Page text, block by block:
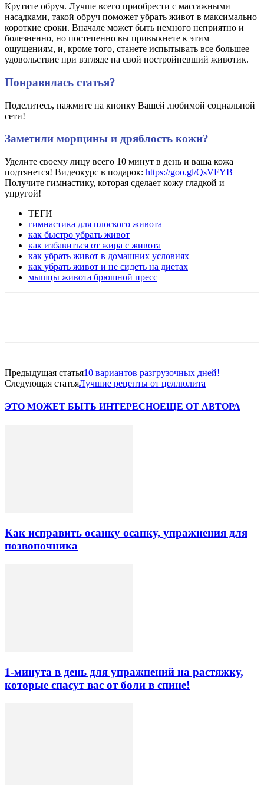
Крутите обруч. Лучше всего приобрести с массажными
насадками, такой обруч поможет убрать живот в максимально
короткие сроки. Вначале может быть немного неприятно и
болезненно, но постепенно вы привыкнете к этим
ощущениям, и, кроме того, станете испытывать все большее
удовольствие при взгляде на свой постройневший животик.
Понравилась статья?
Поделитесь, нажмите на кнопку Вашей любимой социальной
сети!
Заметили морщины и дряблость кожи?
Уделите своему лицу всего 10 минут в день и ваша кожа
подтянется! Видеокурс в подарок: https://goo.gl/QsVFYB
Получите гимнастику, которая сделает кожу гладкой и
упругой!
ТЕГИ
гимнастика для плоского живота
как быстро убрать живот
как избавиться от жира с живота
как убрать живот в домашних условиях
как убрать живот и не сидеть на диетах
мышцы живота брюшной пресс
Предыдущая статья10 вариантов разгрузочных дней!
Следующая статьяЛучшие рецепты от целлюлита
ЭТО МОЖЕТ БЫТЬ ИНТЕРЕСНОЕЩЕ ОТ АВТОРА
Как исправить осанку осанку, упражнения для
позвоночника
1-минута в день для упражнений на растяжку,
которые спасут вас от боли в спине!